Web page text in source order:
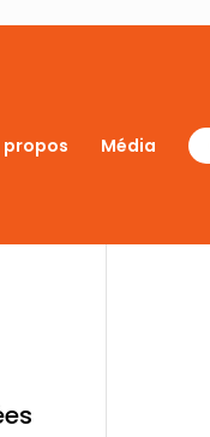
propos Média